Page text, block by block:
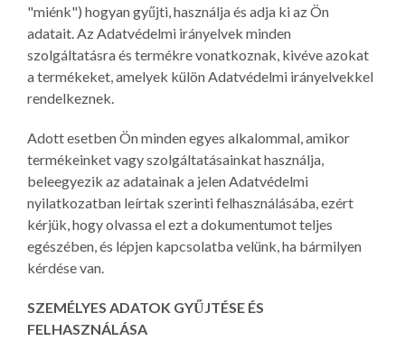
"miénk") hogyan gyűjti, használja és adja ki az Ön
adatait. Az Adatvédelmi irányelvek minden
szolgáltatásra és termékre vonatkoznak, kivéve azokat
a termékeket, amelyek külön Adatvédelmi irányelvekkel
rendelkeznek.
Adott esetben Ön minden egyes alkalommal, amikor
termékeinket vagy szolgáltatásainkat használja,
beleegyezik az adatainak a jelen Adatvédelmi
nyilatkozatban leírtak szerinti felhasználásába, ezért
kérjük, hogy olvassa el ezt a dokumentumot teljes
egészében, és lépjen kapcsolatba velünk, ha bármilyen
kérdése van.
SZEMÉLYES ADATOK GYŰJTÉSE ÉS
FELHASZNÁLÁSA